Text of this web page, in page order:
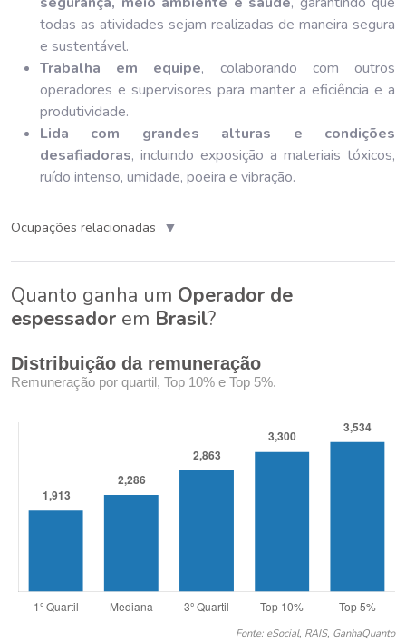
todas as atividades sejam realizadas de maneira segura
e sustentável.
Trabalha em equipe, colaborando com outros
operadores e supervisores para manter a eficiência e a
produtividade.
Lida com grandes alturas e condições
desafiadoras, incluindo exposição a materiais tóxicos,
ruído intenso, umidade, poeira e vibração.
Ocupações relacionadas ▼
Quanto ganha um Operador de
espessador em Brasil?
Distribuição da remuneração
Remuneração por quartil, Top 10% e Top 5%.
Fonte: eSocial, RAIS, GanhaQuanto